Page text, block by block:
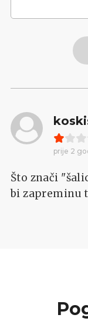
prije 2
Što znači
bi zapreminu